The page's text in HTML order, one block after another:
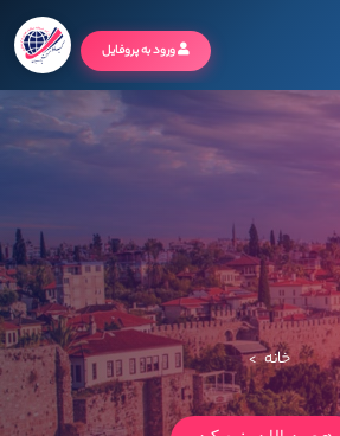
ورود به پروفایل
خانه >